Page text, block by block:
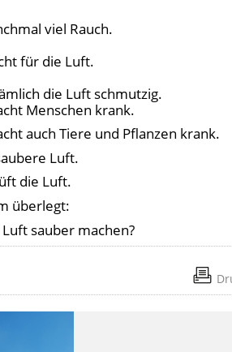
viel Rauch.
für die Luft.
die Luft schmutzig.
Menschen krank.
auch Tiere und Pflanzen krank.
Luft.
die Luft.
überlegt:
sauber machen?